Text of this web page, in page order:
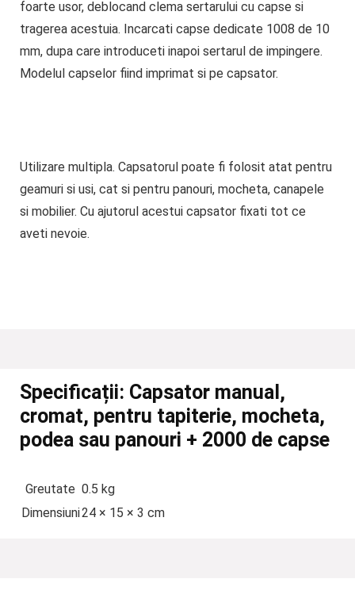
foarte usor, deblocand clema sertarului cu capse si
tragerea acestuia. Incarcati capse dedicate 1008 de 10
mm, dupa care introduceti inapoi sertarul de impingere.
Modelul capselor fiind imprimat si pe capsator.
Utilizare multipla. Capsatorul poate fi folosit atat pentru
geamuri si usi, cat si pentru panouri, mocheta, canapele
si mobilier. Cu ajutorul acestui capsator fixati tot ce
aveti nevoie.
Specificații: Capsator manual,
cromat, pentru tapiterie, mocheta,
podea sau panouri + 2000 de capse
Greutate 0.5 kg
Dimensiuni24 × 15 × 3 cm